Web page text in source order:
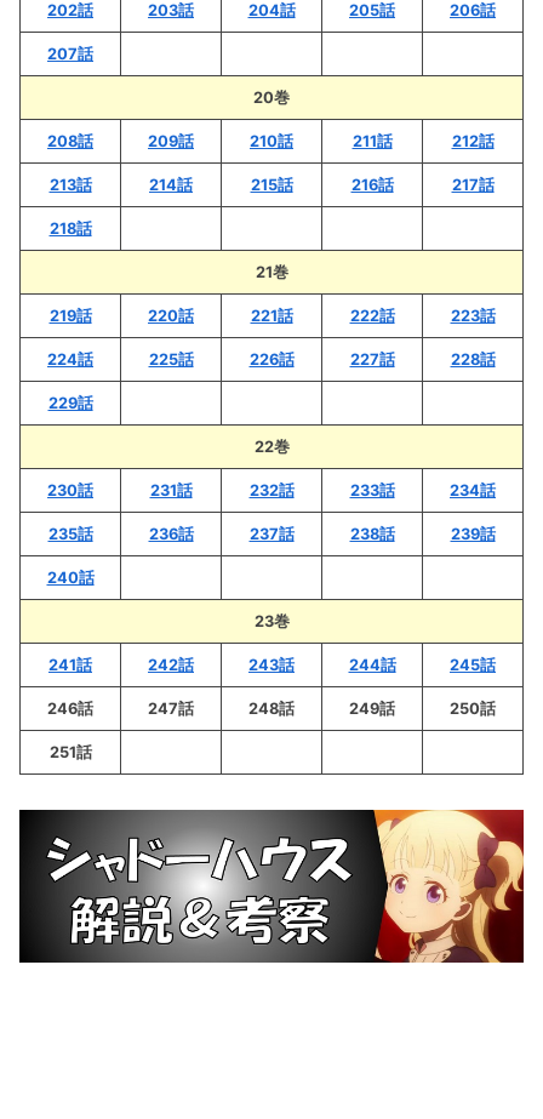
202話 203話 204話 205話 206話
207話
20巻
208話 209話 210話 211話 212話
213話 214話 215話 216話 217話
218話
21巻
219話 220話 221話 222話 223話
224話 225話 226話 227話 228話
229話
22巻
230話 231話 232話 233話 234話
235話 236話 237話 238話 239話
240話
23巻
241話 242話 243話 244話 245話
246話 247話 248話 249話 250話
251話